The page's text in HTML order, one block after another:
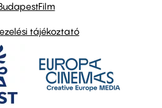
tájékoztató